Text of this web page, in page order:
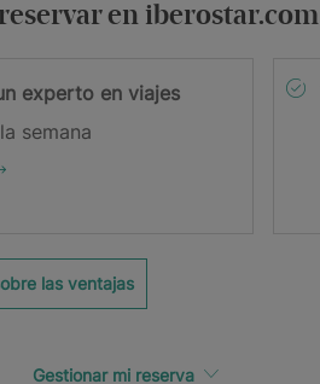
en iberostar.com
experto en viajes
semana
las ventajas
Gestionar mi reserva